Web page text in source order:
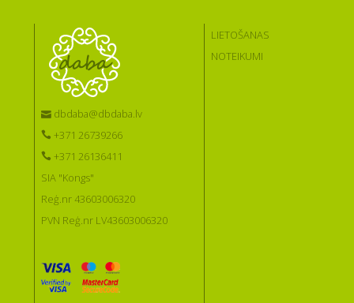
dbdaba@dbdaba.lv
+371 26739266
+371 26136411
SIA "Kongs"
Reģ.nr 43603006320
PVN Reģ.nr LV43603006320
LIETOŠANAS
NOTEIKUMI